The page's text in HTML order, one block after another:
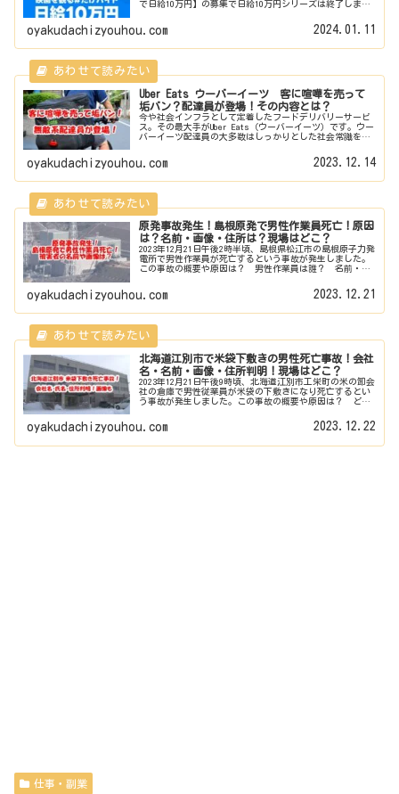
で日給10万円】の募集で日給10万円シリーズは終了します
oyakudachizyouhou.com 2024.01.11
Uber Eats ウーバーイーツ 客に喧嘩を売って
垢バン？配達員が登場！その内容とは？
今や社会インフラとして定着したフードデリバリーサービ
ス。その最大手がUber Eats（ウーバーイーツ）です。ウー
バーイーツ配達員の大多数はしっかりとした社会常識を持
oyakudachizyouhou.com 2023.12.14
原発事故発生！島根原発で男性作業員死亡！原因
は？名前・画像・住所は？現場はどこ？
2023年12月21日午後2時半頃、島根県松江市の島根原子力発
電所で男性作業員が死亡するという事故が発生しました。
この事故の概要や原因は？ 男性作業員は誰？ 名前・画
oyakudachizyouhou.com 2023.12.21
北海道江別市で米袋下敷きの男性死亡事故！会社
名・名前・画像・住所判明！現場はどこ？
2023年12月21日午後9時頃、北海道江別市工栄町の米の卸会
社の倉庫で男性従業員が米袋の下敷きになり死亡するとい
う事故が発生しました。この事故の概要や原因は？ どこ
oyakudachizyouhou.com 2023.12.22
仕事・副業